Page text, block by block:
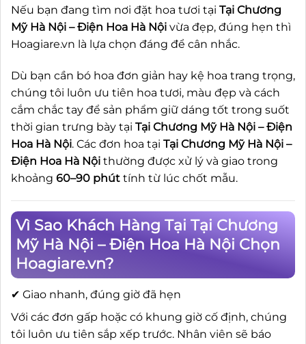
Nếu bạn đang tìm nơi đặt hoa tươi tại Tại Chương
Mỹ Hà Nội – Điện Hoa Hà Nội vừa đẹp, đúng hẹn thì
Hoagiare.vn là lựa chọn đáng để cân nhắc.
Dù bạn cần bó hoa đơn giản hay kệ hoa trang trọng,
chúng tôi luôn ưu tiên hoa tươi, màu đẹp và cách
cắm chắc tay để sản phẩm giữ dáng tốt trong suốt
thời gian trưng bày tại Tại Chương Mỹ Hà Nội – Điện
Hoa Hà Nội. Các đơn hoa tại Tại Chương Mỹ Hà Nội –
Điện Hoa Hà Nội thường được xử lý và giao trong
khoảng 60–90 phút tính từ lúc chốt mẫu.
Vì Sao Khách Hàng Tại Tại Chương
Mỹ Hà Nội – Điện Hoa Hà Nội Chọn
Hoagiare.vn?
✔ Giao nhanh, đúng giờ đã hẹn
Với các đơn gấp hoặc có khung giờ cố định, chúng
tôi luôn ưu tiên sắp xếp trước. Nhân viên sẽ báo